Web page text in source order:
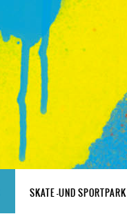
SKATE -UND SPORTPARK